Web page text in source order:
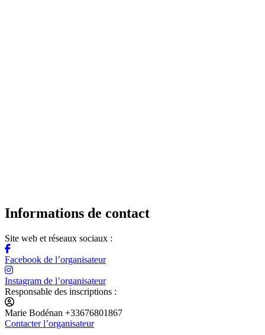
Informations de contact
Site web et réseaux sociaux :
Facebook de l’organisateur
Instagram de l’organisateur
Responsable des inscriptions :
Marie Bodénan +33676801867
Contacter l’organisateur